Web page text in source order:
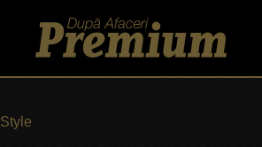
Style